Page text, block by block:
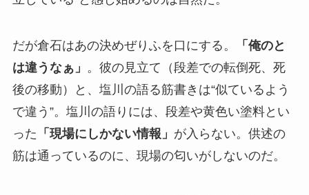
だが倉石はあの決めぜりふを口にする。
「俺のと
は違うなぁ」 。彼の見立て（段差での転倒死、死
後の移動）と、塩川の語る筋書きは“似ているよう
で違う”。塩川の語りには、段差や黄色い塗料とい
った 「現場にしかない情報」 が入らない。供述の
筋は通っているのに、現場の匂いがしないのだ。